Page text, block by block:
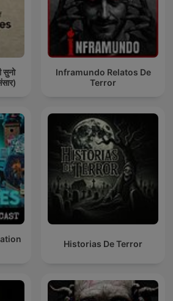
Inframundo Relatos De
Terror
Historias De Terror